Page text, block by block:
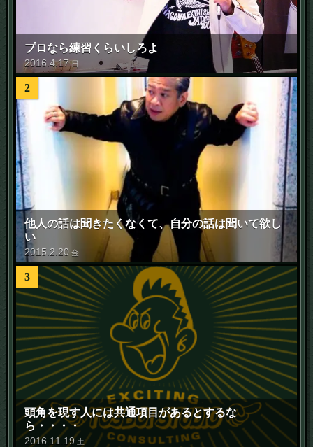
プロなら練習くらいしろよ
2016 .4.17 日
2
他人の話は聞きたくなくて、自分の話は聞いて欲し
い
2015 2 20 金
3
頭角を現す人には共通項目があるとするな
ら・・・・
2016 11 19 土